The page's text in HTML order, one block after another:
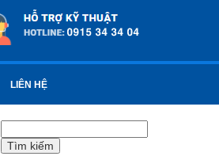
LIÊN HỆ
kiếm
cho: